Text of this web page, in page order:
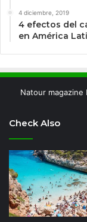
4 diciembre, 2019
4 efectos del
en América
Natour magazine
Check Also